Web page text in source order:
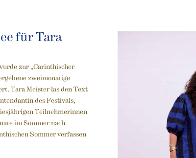
für Tara
zur „Carinthischer
zweimonatige
Tara Meister las den Text
des Festivals,
Teilnehmerinnen
im Sommer nach
Sommer verfassen